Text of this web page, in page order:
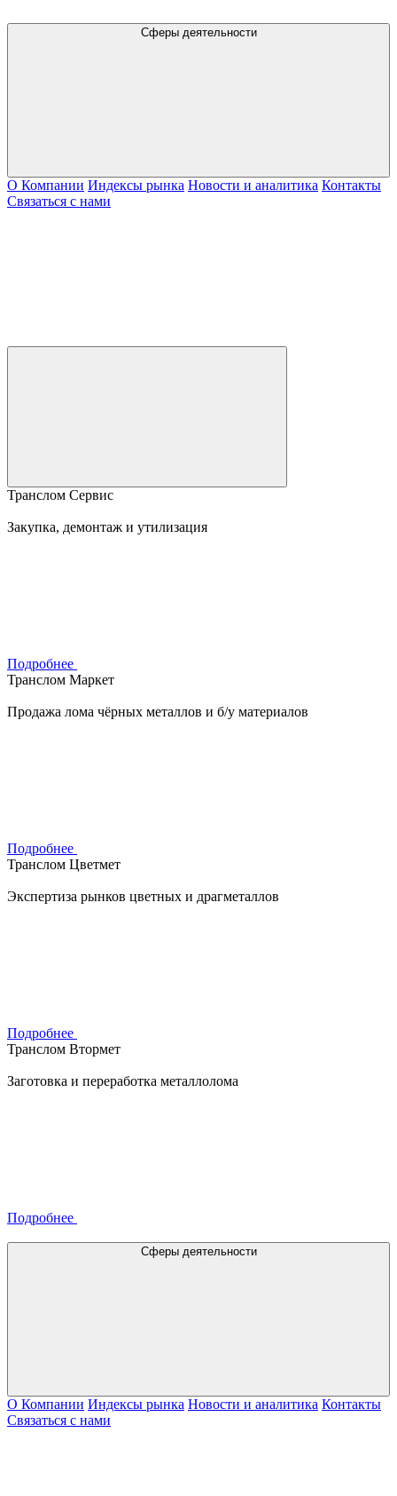
Сферы деятельности
О Компании Индексы рынка Новости и аналитика Контакты
Связаться с нами
Транслом Сервис
Закупка, демонтаж и утилизация
Подробнее
Транслом Маркет
Продажа лома чёрных металлов и б/у материалов
Подробнее
Транслом Цветмет
Экспертиза рынков цветных и драгметаллов
Подробнее
Транслом Втормет
Заготовка и переработка металлолома
Подробнее
Сферы деятельности
О Компании Индексы рынка Новости и аналитика Контакты
Связаться с нами